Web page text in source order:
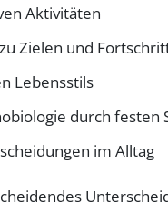
Aktivitäten
Zielen und
Lebensstils
durch festen
im Alltag